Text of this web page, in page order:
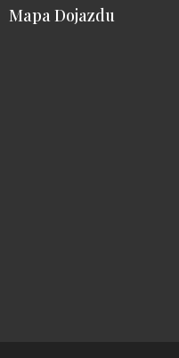
Mapa Dojazdu